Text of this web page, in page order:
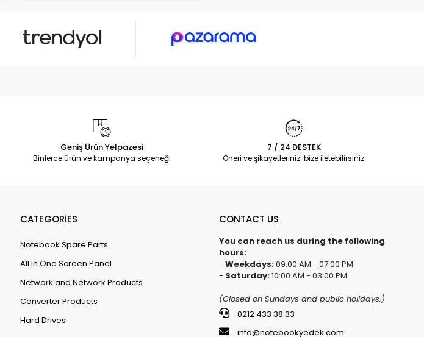
Geniş Ürün Yelpazesi
Binlerce ürün ve kampanya seçeneği
7 / 24 DESTEK
Öneri ve şikayetlerinizi bize iletebilirsiniz.
CATEGORİES
Notebook Spare Parts
All in One Screen Panel
Network and Network Products
Converter Products
Hard Drives
CONTACT US
You can reach us during the following
hours:
- Weekdays:09:00 AM - 07:00 PM
- Saturday:10:00 AM - 03:00 PM
(Closed on Sundays and public holidays.)
0212 433 38 33
info@notebookyedek.com